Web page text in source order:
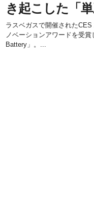
き起こした「単
ラスベガスで開催された
ノベーションアワードを受
Battery」。...